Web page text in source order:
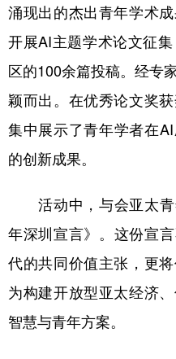
学术中国 乡村振兴
彩票 娱乐
公益 一带一路
文化产业
地方频道
北京 天津
辽宁 吉林
浙江
涌现出的杰出青年学术
开展AI主题学术论文征
区的100余篇投稿。经专
颖而出。在优秀论文奖
集中展示了青年学者在
的创新成果。
活动中，与会亚太青
年深圳宣言》。这份宣
代的共同价值主张，更
为构建开放型亚太经济
智慧与青年方案。